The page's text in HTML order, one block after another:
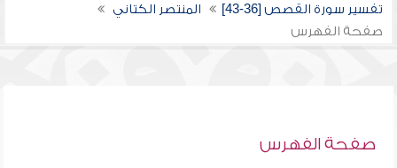
تفسير سورة القصص [36-43]
المنتصر الكتاني
صفحة الفهرس
صفحة الفهرس